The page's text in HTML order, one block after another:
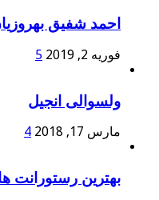
احمد شفیق
فوریه 2, 2019 5
ولسوالی انجیل
مارس 17, 2018 4
بهترین رستورانت